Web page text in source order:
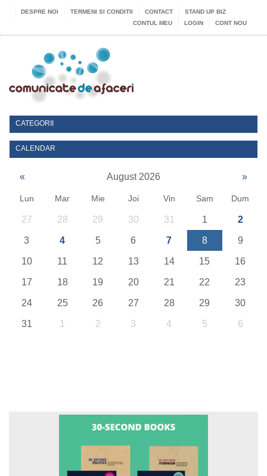
DESPRE NOI TERMENI SI CONDITII CONTACT
STAND UP BIZ
CONTUL MEU
LOGIN CONT NOU
CATEGORII
CALENDAR
« August 2026 »
Lun Mar Mie Joi Vin Sam Dum
27 28 29 30 31 1 2
3 4 5 6 7 8 9
10 11 12 13 14 15 16
17 18 19 20 21 22 23
24 25 26 27 28 29 30
31 1 2 3 4 5 6